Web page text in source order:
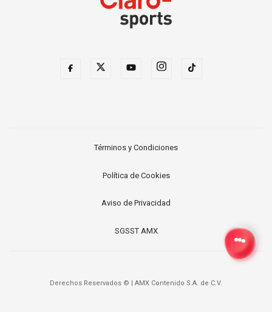
Términos y Condiciones
Política de Cookies
Aviso de Privacidad
SGSST AMX
Derechos Reservados © AMX Contenido S.A. de C.V.